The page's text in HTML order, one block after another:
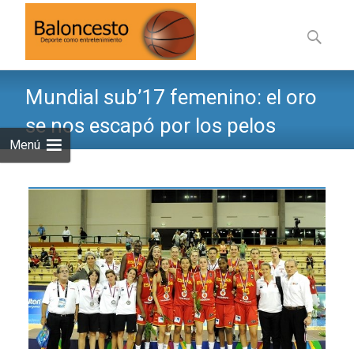
Menú
alBuscar:
Mundial sub’17 femenino: el oro
se nos escapó por los pelos